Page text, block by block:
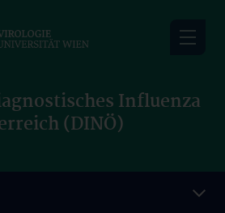
Influenza
(DINÖ)